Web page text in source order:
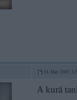
16. May 2007,
A kurā